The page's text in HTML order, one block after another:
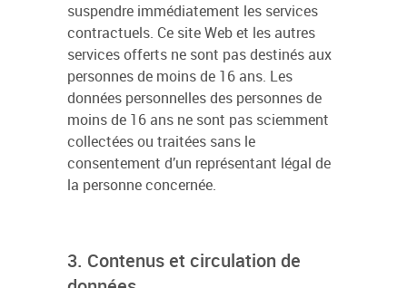
suspendre immédiatement les services
contractuels. Ce site Web et les autres
services offerts ne sont pas destinés aux
personnes de moins de 16 ans. Les
données personnelles des personnes de
moins de 16 ans ne sont pas sciemment
collectées ou traitées sans le
consentement d’un représentant légal de
la personne concernée.
3. Contenus et circulation de